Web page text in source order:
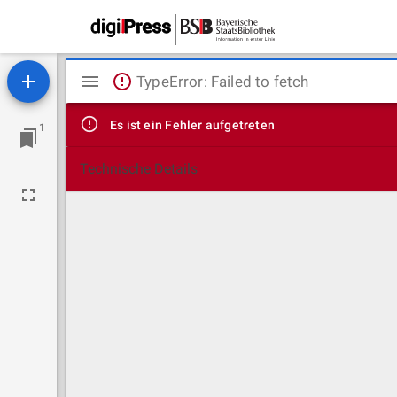
1
Mirador
Viewer
TypeError: Failed to fetch
Es ist ein Fehler aufgetreten
Technische Details